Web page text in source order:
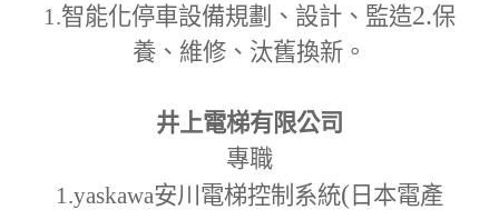
1.智能化停車設備規劃、設計、監造2.保
養、維修、汰舊換新。
井上電梯有限公司
專職
1.yaskawa安川電梯控制系統( 日本電產